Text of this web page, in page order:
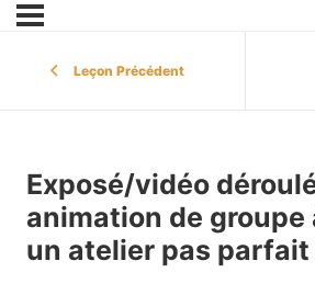
Leçon Précédent
Exposé/vidéo
animation de groupe
un atelier pas parfait